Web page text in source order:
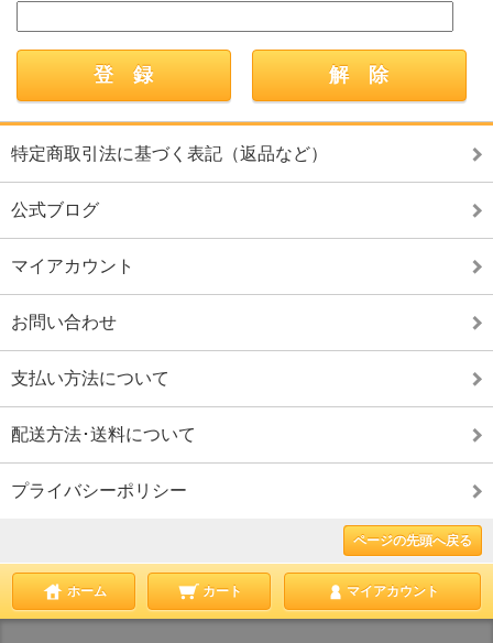
特定商取引法に基づく表記（返品など）
公式ブログ
マイアカウント
お問い合わせ
支払い方法について
配送方法･送料について
プライバシーポリシー
ページの先頭へ戻る
ホーム カート マイアカウント